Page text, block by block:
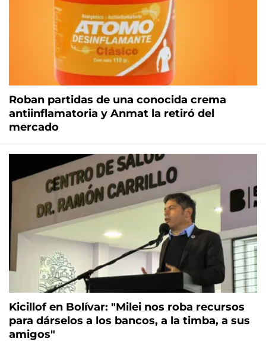
Roban partidas de una conocida crema
antiinflamatoria y Anmat la retiró del
mercado
Kicillof en Bolívar: "Milei nos roba recursos
para dárselos a los bancos, a la timba, a sus
amigos"